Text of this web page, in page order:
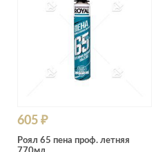
605 ₽
Роял 65 пена проф. летняя